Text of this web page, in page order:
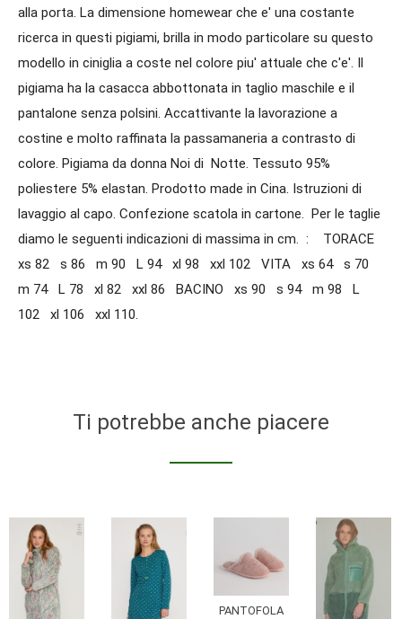
alla porta. La dimensione homewear che e' una costante
ricerca in questi pigiami, brilla in modo particolare su questo
modello in ciniglia a coste nel colore piu' attuale che c'e'. Il
pigiama ha la casacca abbottonata in taglio maschile e il
pantalone senza polsini. Accattivante la lavorazione a
costine e molto raffinata la passamaneria a contrasto di
colore. Pigiama da donna Noi di Notte. Tessuto 95%
poliestere 5% elastan. Prodotto made in Cina. Istruzioni di
lavaggio al capo. Confezione scatola in cartone. Per le taglie
diamo le seguenti indicazioni di massima in cm. : TORACE
xs 82 s 86 m 90 L 94 xl 98 xxl 102 VITA xs 64 s 70
m 74 L 78 xl 82 xxl 86 BACINO xs 90 s 94 m 98 L
102 xl 106 xxl 110.
Ti potrebbe anche piacere
PANTOFOLA